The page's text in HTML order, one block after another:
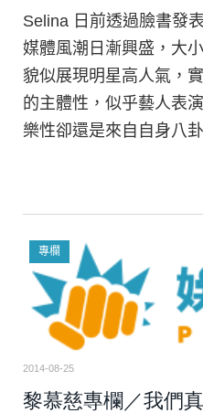
Selina 日前透過臉書發
媒體風潮日漸興盛，大
貌似展現明星高人氣，
的主體性，似乎藝人表
樂性卻還是來自自身八
專欄
2014-08-25
黎慕慈專欄／我們